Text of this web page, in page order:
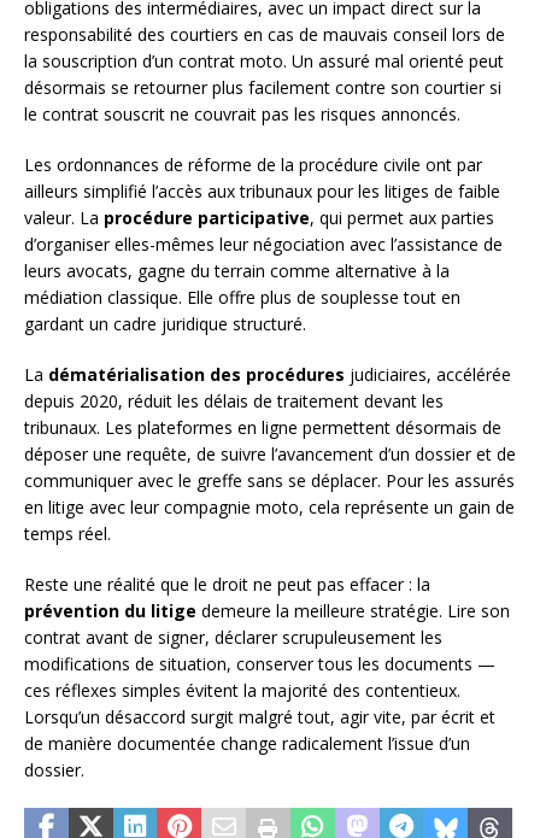
obligations des intermédiaires, avec un impact direct sur la
responsabilité des courtiers en cas de mauvais conseil lors de
la souscription d’un contrat moto. Un assuré mal orienté peut
désormais se retourner plus facilement contre son courtier si
le contrat souscrit ne couvrait pas les risques annoncés.
Les ordonnances de réforme de la procédure civile ont par
ailleurs simplifié l’accès aux tribunaux pour les litiges de faible
valeur. La procédure participative, qui permet aux parties
d’organiser elles-mêmes leur négociation avec l’assistance de
leurs avocats, gagne du terrain comme alternative à la
médiation classique. Elle offre plus de souplesse tout en
gardant un cadre juridique structuré.
La dématérialisation des procédures judiciaires, accélérée
depuis 2020, réduit les délais de traitement devant les
tribunaux. Les plateformes en ligne permettent désormais de
déposer une requête, de suivre l’avancement d’un dossier et de
communiquer avec le greffe sans se déplacer. Pour les assurés
en litige avec leur compagnie moto, cela représente un gain de
temps réel.
Reste une réalité que le droit ne peut pas effacer : la
prévention du litige demeure la meilleure stratégie. Lire son
contrat avant de signer, déclarer scrupuleusement les
modifications de situation, conserver tous les documents —
ces réflexes simples évitent la majorité des contentieux.
Lorsqu’un désaccord surgit malgré tout, agir vite, par écrit et
de manière documentée change radicalement l’issue d’un
dossier.